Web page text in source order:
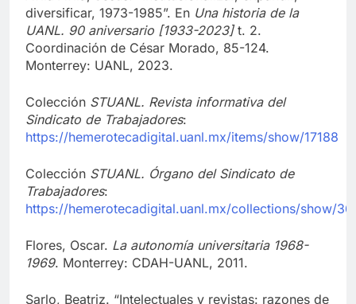
Ávila Ávila, Jesús. “Institucionalizar, expandir,
diversificar, 1973-1985”. EnUna historia de la
UANL. 90 aniversario [1933-2023]t. 2.
Coordinación de César Morado, 85-124.
ColecciónSTUANL. Revista informativa del
Sindicato de Trabajadores:
ColecciónSTUANL. Órgano del Sindicato de
Trabajadores:
Flores, Oscar.La autonomía universitaria 1968-